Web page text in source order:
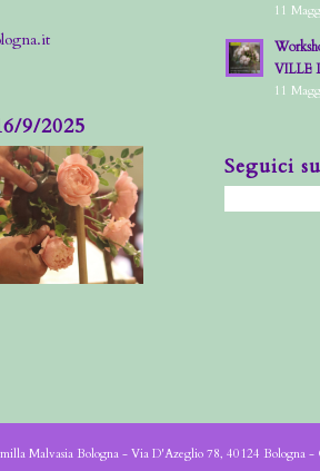
9/2025
11
VILLE
11
Seguici
Malvasia Bologna - Via D'Azeglio 78, 40124 Bologna